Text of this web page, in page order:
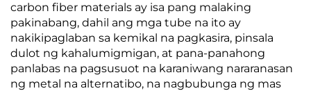
carbon fiber materials ay isa pang malaking
pakinabang, dahil ang mga tube na ito ay
nakikipaglaban sa kemikal na pagkasira, pinsala
dulot ng kahalumigmigan, at pana-panahong
panlabas na pagsusuot na karaniwang nararanasan
ng metal na alternatibo, na nagbubunga ng mas